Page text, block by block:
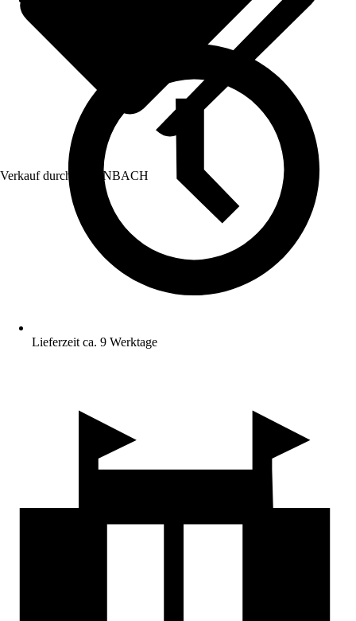
Verkauf durch: HORNBACH
Lieferzeit ca. 9 Werktage